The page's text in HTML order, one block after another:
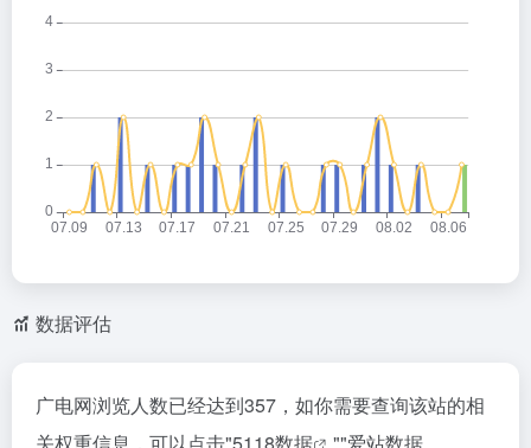
数据评估
广电网浏览人数已经达到357，如你需要查询该站的相